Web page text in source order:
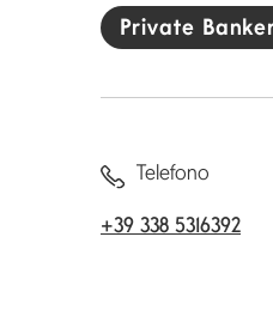
Private
Telefono
+39 338 5316392